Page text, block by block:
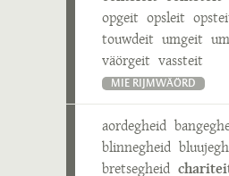
opgeit opsleit
touwdeit umgeit
väörgeit vassteit
MIE RIJMWÄÖRD
aordegheid
blinnegheid
bretsegheid